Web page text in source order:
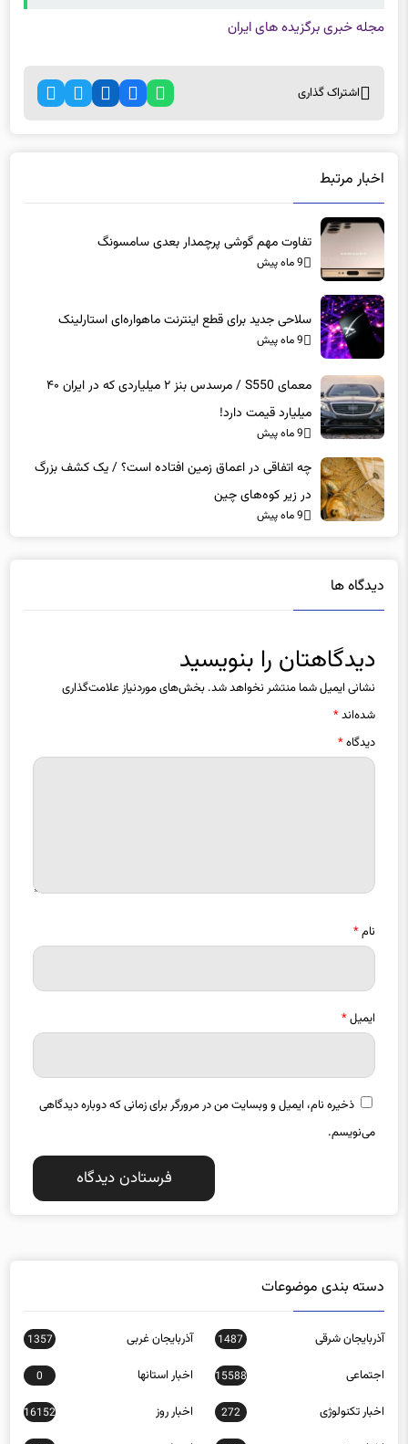
مجله خبری برگزیده های ایران
اشتراک گذاری
اخبار مرتبط
تفاوت مهم گوشی پرچمدار بعدی سامسونگ
9 ماه پیش
سلاحی جدید برای قطع اینترنت ماهواره‌ای استارلینک
9 ماه پیش
معمای S550 / مرسدس بنز ۲ میلیاردی که در ایران ۴۰
میلیارد قیمت دارد!
9 ماه پیش
چه اتفاقی در اعماق زمین افتاده است؟ / یک کشف بزرگ
در زیر کوه‌های چین
9 ماه پیش
دیدگاه ها
دیدگاهتان را بنویسید
نشانی ایمیل شما منتشر نخواهد شد. بخش‌های موردنیاز علامت‌گذاری
شده‌اند*
دیدگاه*
نام*
ایمیل*
ذخیره نام، ایمیل و وبسایت من در مرورگر برای زمانی که دوباره دیدگاهی
می‌نویسم.
دسته بندی موضوعات
آذربایجان شرقی 1487 آذربایجان غربی 1357
اجتماعی 15588 اخبار استانها 0
اخبار تکنولوژی 272 اخبار روز 16152